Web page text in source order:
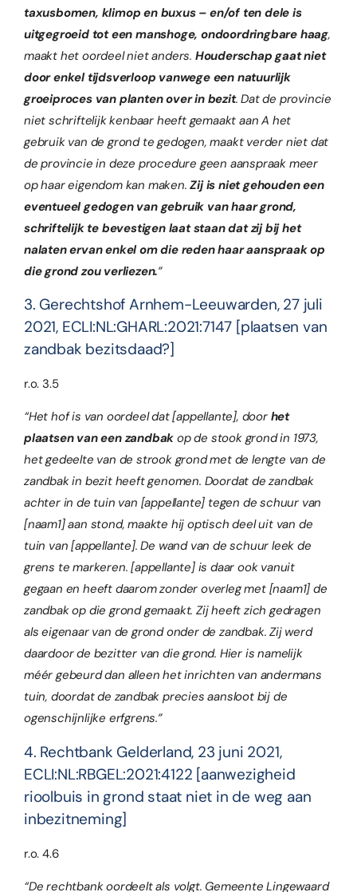
taxusbomen, klimop en buxus – en/of ten dele is
uitgegroeid tot een manshoge, ondoordringbare haag,
maakt het oordeel niet anders. Houderschap gaat niet
door enkel tijdsverloop vanwege een natuurlijk
groeiproces van planten over in bezit. Dat de provincie
niet schriftelijk kenbaar heeft gemaakt aan A het
gebruik van de grond te gedogen, maakt verder niet dat
de provincie in deze procedure geen aanspraak meer
op haar eigendom kan maken.Zij is niet gehouden een
eventueel gedogen van gebruik van haar grond,
schriftelijk te bevestigen laat staan dat zij bij het
nalaten ervan enkel om die reden haar aanspraak op
die grond zou verliezen.”
3. Gerechtshof Arnhem-Leeuwarden, 27 juli
2021, ECLI:NL:GHARL:2021:7147 [plaatsen van
zandbak bezitsdaad?]
r.o. 3.5
“Het hof is van oordeel dat [appellante], door het
plaatsen van een zandbak op de stook grond in 1973,
het gedeelte van de strook grond met de lengte van de
zandbak in bezit heeft genomen. Doordat de zandbak
achter in de tuin van [appellante] tegen de schuur van
[naam1] aan stond, maakte hij optisch deel uit van de
tuin van [appellante]. De wand van de schuur leek de
grens te markeren. [appellante] is daar ook vanuit
gegaan en heeft daarom zonder overleg met [naam1] de
zandbak op die grond gemaakt. Zij heeft zich gedragen
als eigenaar van de grond onder de zandbak. Zij werd
daardoor de bezitter van die grond. Hier is namelijk
méér gebeurd dan alleen het inrichten van andermans
tuin, doordat de zandbak precies aansloot bij de
ogenschijnlijke erfgrens.”
4. Rechtbank Gelderland, 23 juni 2021,
ECLI:NL:RBGEL:2021:4122 [aanwezigheid
rioolbuis in grond staat niet in de weg aan
inbezitneming]
r.o. 4.6
“De rechtbank oordeelt als volgt. Gemeente Lingewaard